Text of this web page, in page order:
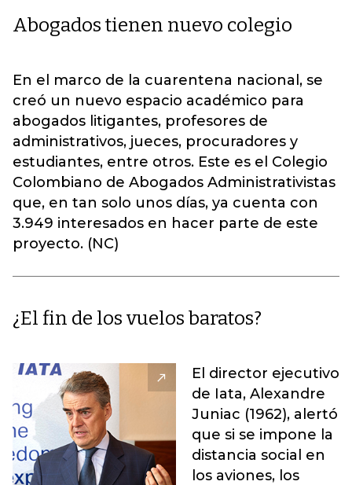
Abogados tienen nuevo colegio
En el marco de la cuarentena nacional, se
creó un nuevo espacio académico para
abogados litigantes, profesores de
administrativos, jueces, procuradores y
estudiantes, entre otros. Este es el Colegio
Colombiano de Abogados Administrativistas
que, en tan solo unos días, ya cuenta con
3.949 interesados en hacer parte de este
proyecto. (NC)
¿El fin de los vuelos baratos?
El director ejecutivo
de Iata, Alexandre
Juniac (1962), alertó
que si se impone la
distancia social en
los aviones, los